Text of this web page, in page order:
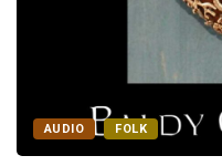
AUDIO FOLK